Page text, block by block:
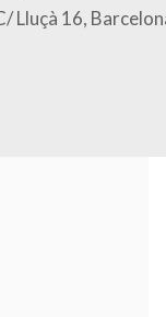
Lluçà 16,